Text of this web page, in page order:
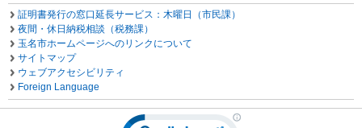
証明書発行の窓口延長サービス：木曜日（市民課）
夜間・休日納税相談（税務課）
玉名市ホームページへのリンクについて
サイトマップ
ウェブアクセシビリティ
Foreign Language